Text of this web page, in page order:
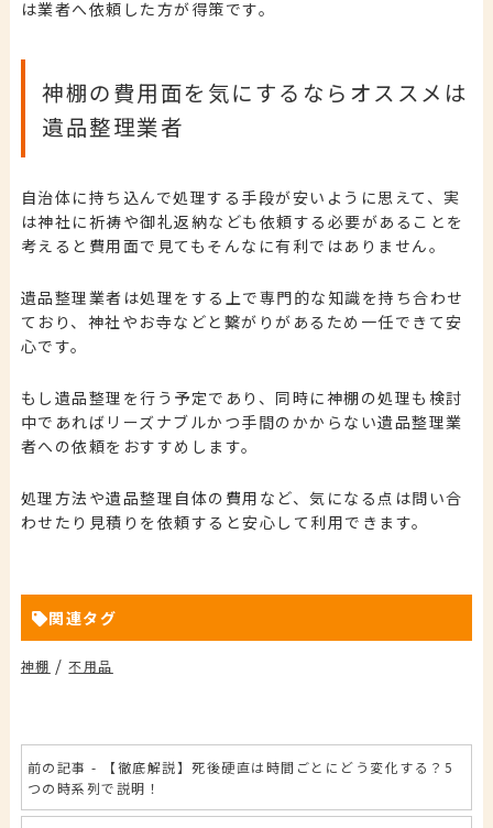
は業者へ依頼した方が得策です。
神棚の費用面を気にするならオススメは
遺品整理業者
自治体に持ち込んで処理する手段が安いように思えて、実
は神社に祈祷や御礼返納なども依頼する必要があることを
考えると費用面で見てもそんなに有利ではありません。
遺品整理業者は処理をする上で専門的な知識を持ち合わせ
ており、神社やお寺などと繋がりがあるため一任できて安
心です。
もし遺品整理を行う予定であり、同時に神棚の処理も検討
中であればリーズナブルかつ手間のかからない遺品整理業
者への依頼をおすすめします。
処理方法や遺品整理自体の費用など、気になる点は問い合
わせたり見積りを依頼すると安心して利用できます。
関連タグ
神棚 /不用品
前の記事 - 【徹底解説】死後硬直は時間ごとにどう変化する？5
つの時系列で説明！